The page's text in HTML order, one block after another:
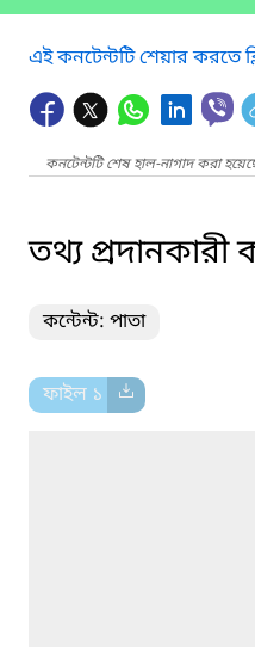
এই কনটেন্টটি শেয়ার করতে
কনটেন্টটি শেষ হাল-নাগাদ করা
তথ্য প্রদানকারী
কন্টেন্ট: পাতা
ফাইল ১